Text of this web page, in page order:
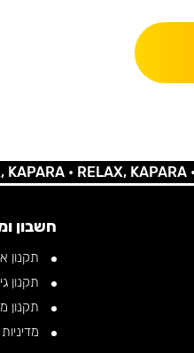
•RELAX, KAPARA •
חשבון
תקנון
תקנון
תקנון